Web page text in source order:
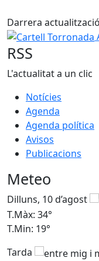
Darrera
Cartell Torronada
RSS
L'actualitat a un clic
Notícies
Agenda
Agenda política
Avisos
Publicacions
Meteo
Dilluns, 10 d’agost
T.Màx: 34°
T.Min: 19°
Tarda